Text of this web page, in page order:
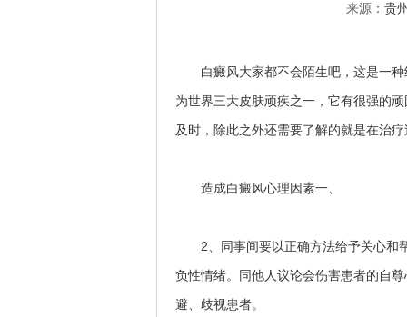
来源： 贵
白癜风大家都不会陌生吧，这是一种
为世界三大皮肤顽疾之一，它有很强的
及时，除此之外还需要了解的就是在治疗
造成白癜风心理因素一、
2、同事间要以正确方法给予关心和帮
负性情绪。同他人议论会伤害患者的自
避、歧视患者。